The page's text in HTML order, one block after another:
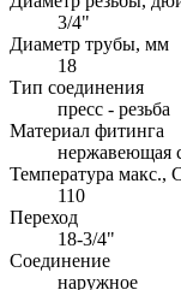
3/4"
Диаметр трубы, мм
18
Тип соединения
пресс - резьба
Материал фитинга
нержавеющая
Температура макс.,
110
Переход
18-3/4"
Соединение
наружное